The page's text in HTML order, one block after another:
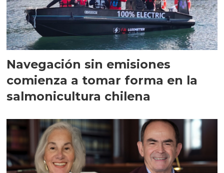
Navegación sin emisiones
comienza a tomar forma en la
salmonicultura chilena